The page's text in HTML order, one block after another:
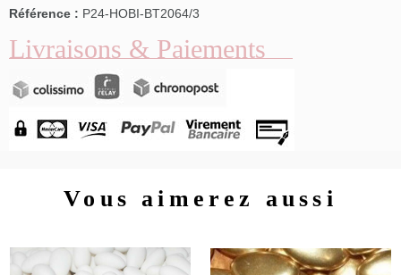
Référence : P24-HOBI-BT2064/3
Livraisons & Paiements
Vous aimerez aussi